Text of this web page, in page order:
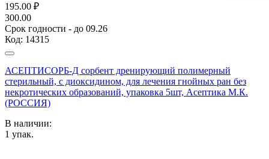
195.00 ₽
300.00
Срок годности - до 09.26
Код: 14315
АСЕПТИСОРБ-Д сорбент дренирующий полимерный
стерильный, с диоксидином, для лечения гнойных ран без
некротических образований, упаковка 5шт, Асептика М.К.
(РОССИЯ)
В наличии:
1 упак.